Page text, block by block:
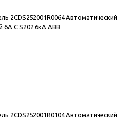
2CDS252001R0064 Автоматический
С S202 6кА ABB
2CDS252001R0104 Автоматический